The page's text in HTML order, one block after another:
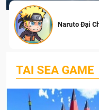
Naruto Đại
TAI SEA GAME